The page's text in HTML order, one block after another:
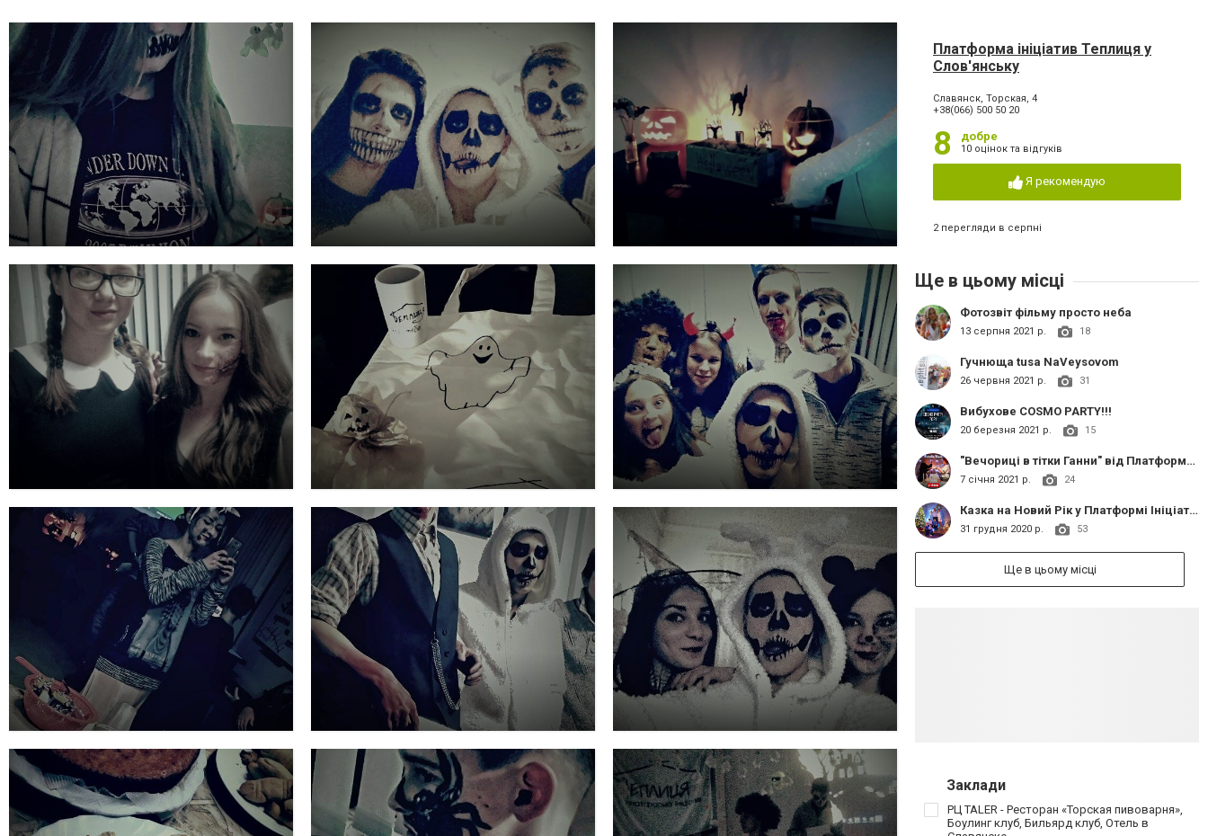
Платформа ініціатив Теплиця у
Слов'янську
Славянск, Торская, 4
+38(066) 500 50 20
8 добре
10 оцінок та відгуків
Я рекомендую
2 перегляди в серпні
Ще в цьому місці
Фотозвіт фільму просто неба
13 серпня 2021 р. 18
Гучнюща tusa NaVeysovom
26 червня 2021 р. 31
Вибухове COSMO PARTY!!!
20 березня 2021 р. 15
"Вечориці в тітки Ганни" від Платформи Ініціатив "Теплиця"
7 січня 2021 р. 24
Казка на Новий Рік у Платформі Ініціатив "Теплиця"
31 грудня 2020 р. 53
Ще в цьому місці
Заклади
РЦ TALER - Ресторан «Торская пивоварня»,
Боулинг клуб, Бильярд клуб, Отель в